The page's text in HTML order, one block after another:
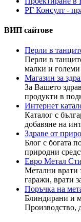
РГ Консулт -
ВИП сайтове
Перли в
Перли в
малки и големи
Магазин за
За Вашето
продукти в
Интернет
Каталог с
добавяне на
Здраве от
Блог с богата
природни
Евро Метал
Метални врати
гаражи, врати
Поръчка на
Блиндирани и
Производство,